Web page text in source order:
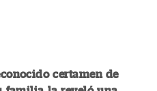
certamen de